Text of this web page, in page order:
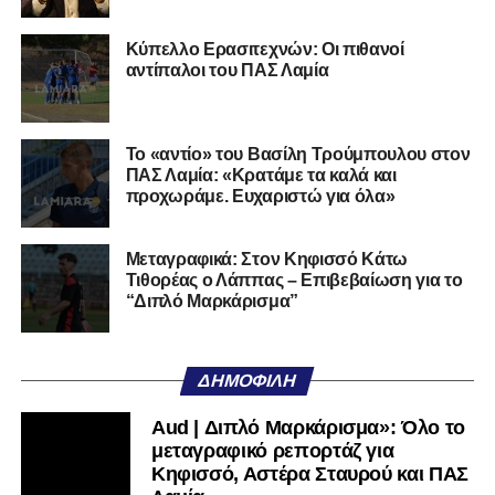
Ο 24χρονος τερματοφύλακας (γεννημένος στις
27/06/2002) προέρχεται επίσης από μία γεμάτη χρονιά
στη Γ’ Εθνική με τον ΠΑΣ Λαμία. Στο παρελθόν
αγωνίστηκε στον Λεβαδειακό, ενώ πέρασε και από ομάδες
της Serie D στην Ιταλία, όπως οι Nocerina, S. Maria
Cilento και Castrovillari, έχοντας ξεκινήσει την
ποδοσφαιρική του διαδρομή από τον Απόλλωνα Σμύρνης.
Τον καλωσορίζουμε στην οικογένεια του Σαρωνικού και
του ευχόμαστε υγεία και επιτυχίες.»
Ακολουθήστε τοlamiara.grστοGoogle Newsγια να
μαθαίνετε πρώτοι τα κυανόλευκα νέα στην Ελλάδα και τον
Twitterκαι στοInstagram
μαθαίνετε σε χρόνο dt όλα τα νέα.
Κύπελλο Ερασιτεχνών: Οι πιθανοί
αντίπαλοι του ΠΑΣ Λαμία
Το «αντίο» του Βασίλη Τρούμπουλου στον
ΠΑΣ Λαμία: «Κρατάμε τα καλά και
προχωράμε. Ευχαριστώ για όλα»
Μεταγραφικά: Στον Κηφισσό Κάτω
Τιθορέας ο Λάππας – Επιβεβαίωση για το
“Διπλό Μαρκάρισμα”
ΔΗΜΟΦΙΛΉ
Aud | Διπλό Μαρκάρισμα»: Όλο το
μεταγραφικό ρεπορτάζ για
Κηφισσό, Αστέρα Σταυρού και ΠΑΣ